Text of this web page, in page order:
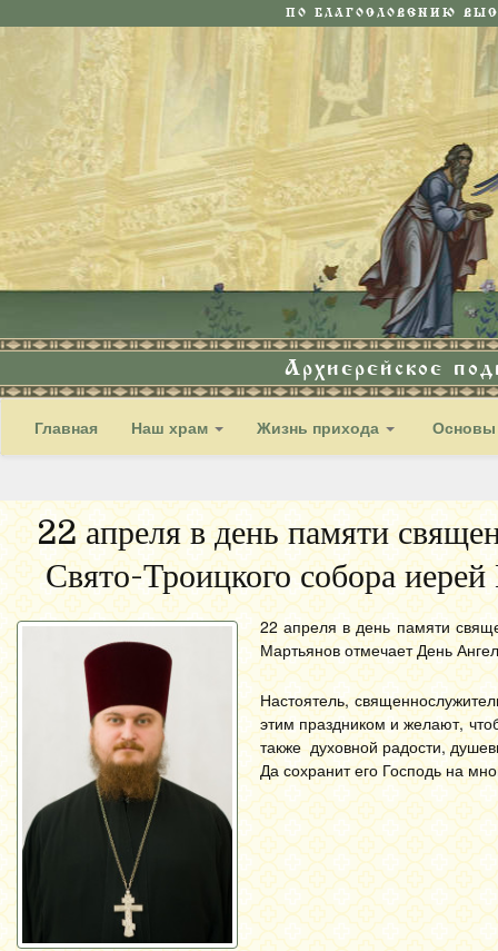
ПО БЛАГОСЛОВЕНИЮ
Архиерейское
Главная Наш храм Жизнь прихода Основы
22 апреля в день памяти
Свято-Троицкого собора
22 апреля в день памяти
Мартьянов отмечает День
Настоятель,
этим праздником и желают,
также духовной радости,
Да сохранит его Господь на